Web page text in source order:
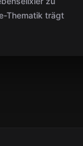
Thematik trägt